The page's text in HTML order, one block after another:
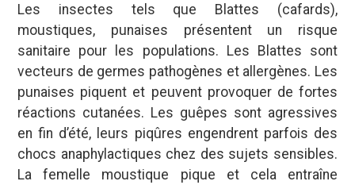
Les insectes tels que Blattes (cafards),
moustiques, punaises présentent un risque
sanitaire pour les populations. Les Blattes sont
vecteurs de germes pathogènes et allergènes. Les
punaises piquent et peuvent provoquer de fortes
réactions cutanées. Les guêpes sont agressives
en fin d’été, leurs piqûres engendrent parfois des
chocs anaphylactiques chez des sujets sensibles.
La femelle moustique pique et cela entraîne